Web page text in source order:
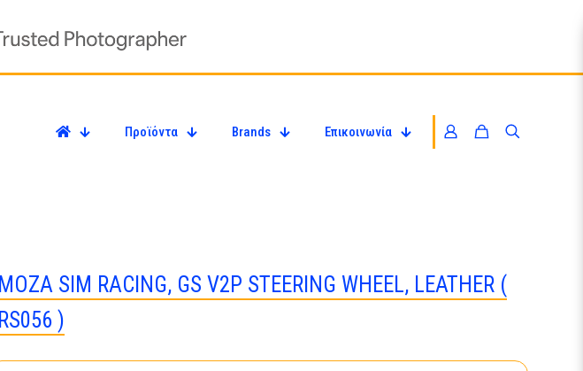
Προϊόντα Brands Επικοινωνία
MOZA SIM RACING, GS V2P STEERING WHEEL, LEATHER (
RS056 )